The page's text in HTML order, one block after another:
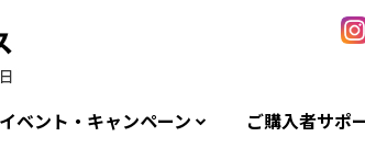
イベント・キャンペーン ご購入者サポ